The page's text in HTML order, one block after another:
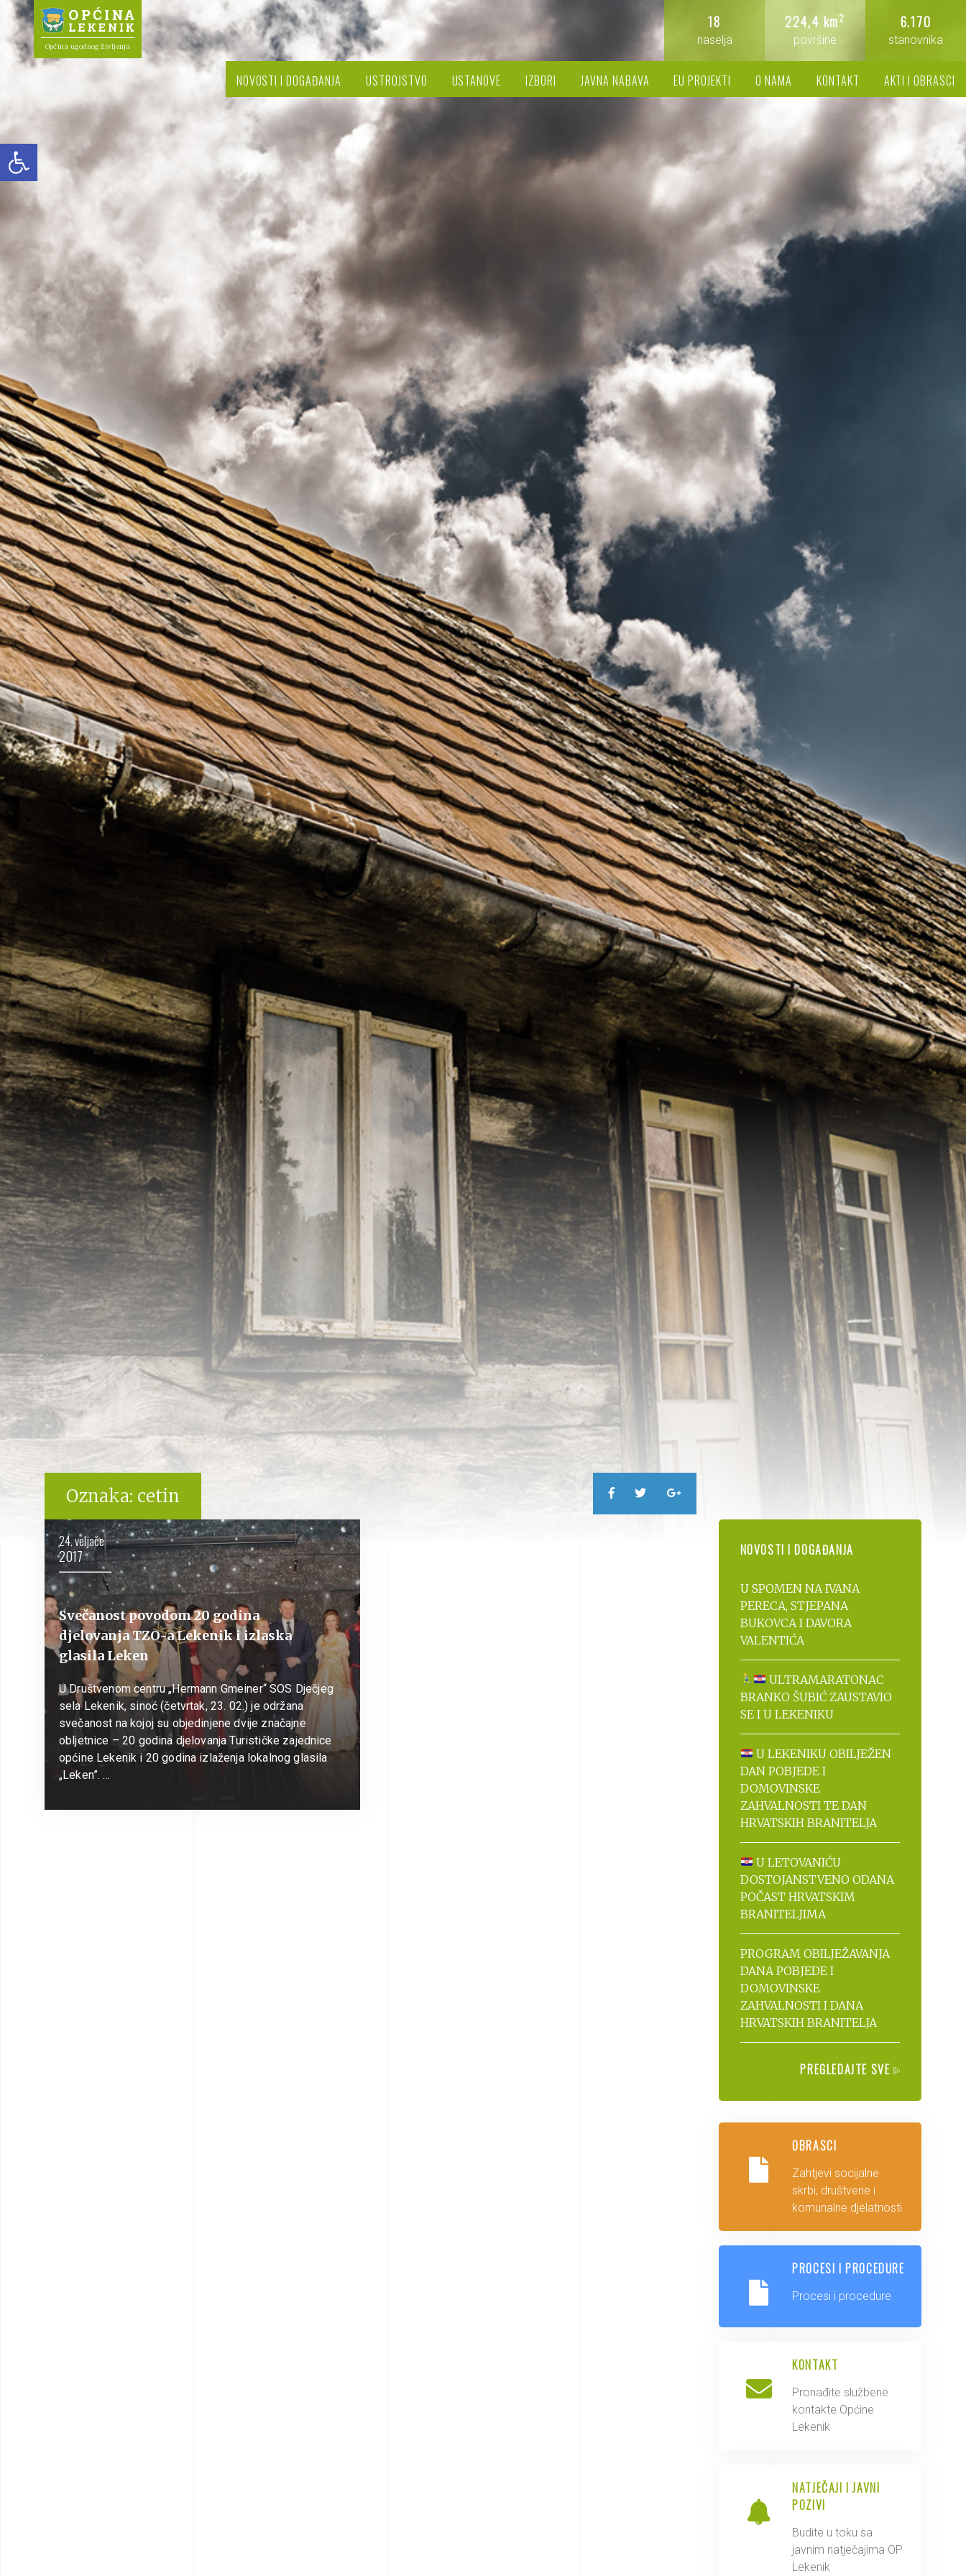
Open toolbar
Općina ugodnog življenja
6.170
stanovnika
224,4 km2
površine
18
naselja
NOVOSTI I DOGAĐANJA USTROJSTVO USTANOVE IZBORI JAVNA NABAVA EU PROJEKTI O NAMA KONTAKT AKTI I OBRASCI
Oznaka: cetin
24. veljače
2017
Svečanost povodom 20 godina
djelovanja TZO-a Lekenik i izlaska
glasila Leken
U Društvenom centru „Hermann Gmeiner“ SOS Dječjeg
sela Lekenik, sinoć (četvrtak, 23. 02.) je održana
svečanost na kojoj su objedinjene dvije značajne
obljetnice – 20 godina djelovanja Turističke zajednice
općine Lekenik i 20 godina izlaženja lokalnog glasila
„Leken”. …
NOVOSTI I DOGAĐANJA
U SPOMEN NA IVANA
PERECA, STJEPANA
BUKOVCA I DAVORA
VALENTIĆA
ULTRAMARATONAC
BRANKO ŠUBIĆ ZAUSTAVIO
SE I U LEKENIKU
U LEKENIKU OBILJEŽEN
DAN POBJEDE I
DOMOVINSKE
ZAHVALNOSTI TE DAN
HRVATSKIH BRANITELJA
U LETOVANIĆU
DOSTOJANSTVENO ODANA
POČAST HRVATSKIM
BRANITELJIMA
PROGRAM OBILJEŽAVANJA
DANA POBJEDE I
DOMOVINSKE
ZAHVALNOSTI I DANA
HRVATSKIH BRANITELJA
PREGLEDAJTE SVE
OBRASCI
Zahtjevi socijalne
skrbi, društvene i
komunalne djelatnosti
PROCESI I PROCEDURE
Procesi i procedure
KONTAKT
Pronađite službene
kontakte Općine
Lekenik
NATJEČAJI I JAVNI
POZIVI
Budite u toku sa
javnim natječajima OP
Lekenik